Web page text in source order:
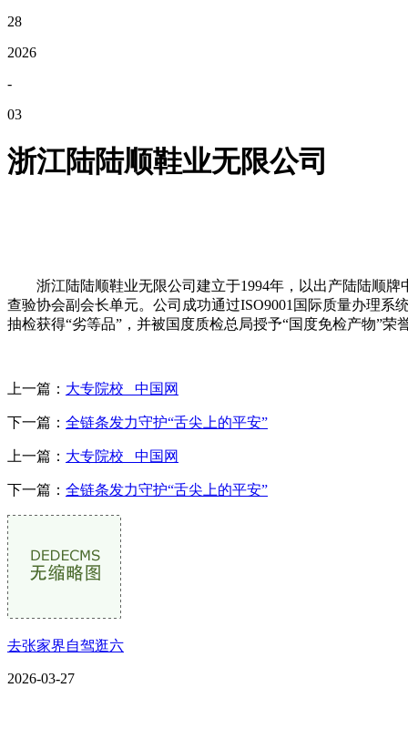
28
2026
-
03
浙江陆陆顺鞋业无限公司
浙江陆陆顺鞋业无限公司建立于1994年，以出产陆陆顺牌
查验协会副会长单元。公司成功通过ISO9001国际质量办理
抽检获得“劣等品”，并被国度质检总局授予“国度免检产物”荣
上一篇： 大专院校 _中国网
下一篇： 全链条发力守护“舌尖上的平安”
上一篇： 大专院校 _中国网
下一篇： 全链条发力守护“舌尖上的平安”
去张家界自驾逛六
2026-03-27